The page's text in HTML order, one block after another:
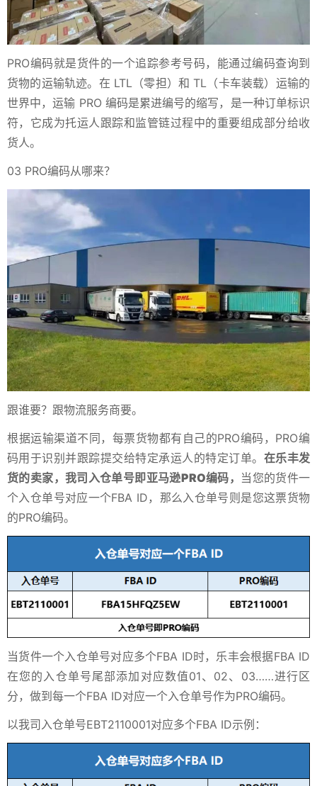
PRO编码就是货件的一个追踪参考号码，能通过编码查询到
货物的运输轨迹。在 LTL（零担）和 TL（卡车装载）运输的
世界中，运输 PRO 编码是累进编号的缩写，是一种订单标识
符，它成为托运人跟踪和监管链过程中的重要组成部分给收
货人。
03 PRO编码从哪来？
跟谁要？跟物流服务商要。
根据运输渠道不同，每票货物都有自己的PRO编码，PRO编
码用于识别并跟踪提交给特定承运人的特定订单。 在乐丰发
货的卖家，我司入仓单号即亚马逊PRO编码， 当您的货件一
个入仓单号对应一个FBA ID，那么入仓单号则是您这票货物
的PRO编码。
当货件一个入仓单号对应多个FBA ID时，乐丰会根据FBA ID
在您的入仓单号尾部添加对应数值01、02、03……进行区
分，做到每一个FBA ID对应一个入仓单号作为PRO编码。
以我司入仓单号EBT2110001对应多个FBA ID示例：